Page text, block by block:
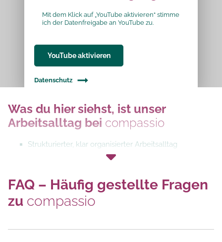
Mit dem Klick auf „YouTube aktivieren“ stimme
ich der Datenfreigabe an YouTube zu.
YouTube aktivieren
Datenschutz
Was du hier siehst, ist unser
Arbeitsalltag bei compassio
Strukturierter, klar organisierter Arbeitsalltag
Eingespielte, vertrauensvolle Teams
Präsente und ansprechbare Führungskräfte
Eigenverantwortliches Arbeiten im Team
Verlässliche Unterstützung im Hintergrund
FAQ – Häufig gestellte Fragen
zu compassio